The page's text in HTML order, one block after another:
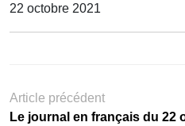
22 octobre 2021
Article précédent
Le journal en français du 22